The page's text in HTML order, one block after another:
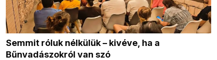
Semmit róluk nélkülük – kivéve, ha a
Bűnvadászokról van szó